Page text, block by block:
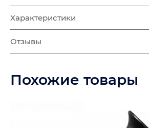
Характеристики
Отзывы
Похожие товары